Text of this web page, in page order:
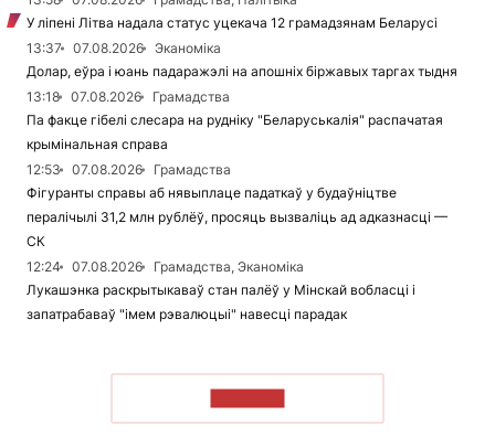
У ліпені Літва надала статус уцекача 12 грамадзянам Беларусі
13:37
07.08.2026
Эканоміка
Долар, еўра і юань падаражэлі на апошніх біржавых таргах тыдня
13:18
07.08.2026
Грамадства
Па факце гібелі слесара на рудніку "Беларуськалія" распачатая
крымінальная справа
12:53
07.08.2026
Грамадства
Фігуранты справы аб нявыплаце падаткаў у будаўніцтве
пералічылі 31,2 млн рублёў, просяць вызваліць ад адказнасці —
СК
12:24
07.08.2026
Грамадства, Эканоміка
Лукашэнка раскрытыкаваў стан палёў у Мінскай вобласці і
запатрабаваў "імем рэвалюцыі" навесці парадак